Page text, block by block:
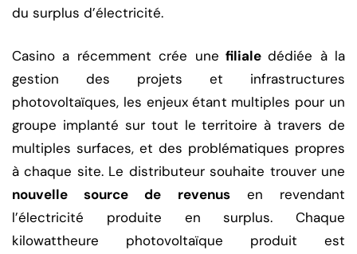
du surplus d’électricité.
Casino a récemment crée une filialedédiée à la
gestion des projets et infrastructures
photovoltaïques, les enjeux étant multiples pour un
groupe implanté sur tout le territoire à travers de
multiples surfaces, et des problématiques propres
à chaque site. Le distributeur souhaite trouver une
nouvelle source de revenusen revendant
l’électricité produite en surplus. Chaque
kilowattheure photovoltaïque produit est